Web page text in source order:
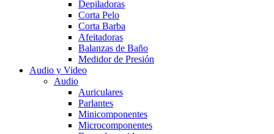
Depiladoras
Corta Pelo
Corta Barba
Afeitadoras
Balanzas de Baño
Medidor de Presión
Audio y Video
Audio
Auriculares
Parlantes
Minicomponentes
Microcomponentes